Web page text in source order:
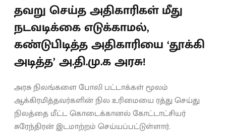
தவறு செய்த அதிகாரிகள் மீது
நடவடிக்கை எடுக்காமல்,
கண்டுபிடித்த அதிகாரியை ‘தூக்கி
அடித்த’ அ.தி.மு.க அரசு!
அரசு நிலங்களை போலி பட்டாக்கள் மூலம்
ஆக்கிரமித்தவர்களின் நில உரிமையை ரத்து செய்து
நிலத்தை மீட்ட கொடைக்கானல் கோட்டாட்சியர்
சுரேந்திரன் இடமாற்றம் செய்யப்பட்டுள்ளார்.